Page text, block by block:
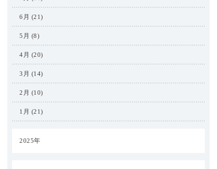
6月 (21)
5月 (8)
4月 (20)
3月 (14)
2月 (10)
1月 (21)
2025年